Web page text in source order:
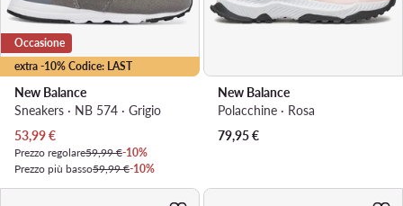
extra -10% Codice: LAST
Occasione
New Balance
Sneakers · NB 574 · Grigio
Prezzo attuale
53,99€
Prezzo regolare59,99 €-10%
Prezzo più basso59,99 €-10%
New Balance
Polacchine · Rosa
79,95€